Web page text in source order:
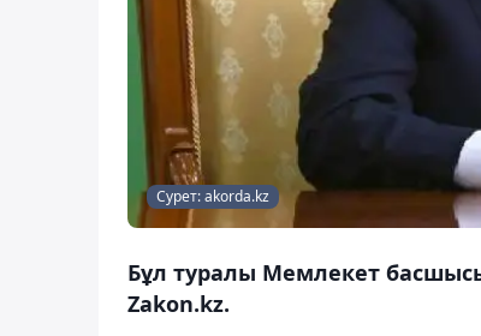
Сурет: akorda.kz
Бұл туралы Мемлекет
Zakon.kz.